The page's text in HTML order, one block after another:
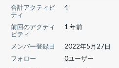
合計アクティビ
ティ
4
前回のアクティ
ビティ
1 年前
メンバー登録日
2022年5月27日
フォロー
0ユーザー